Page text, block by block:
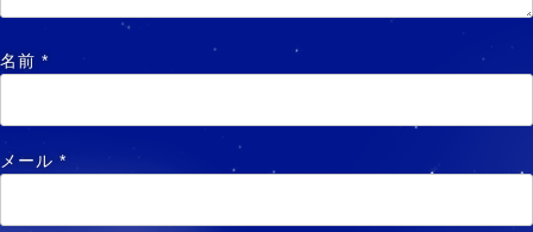
名前 *
メール *